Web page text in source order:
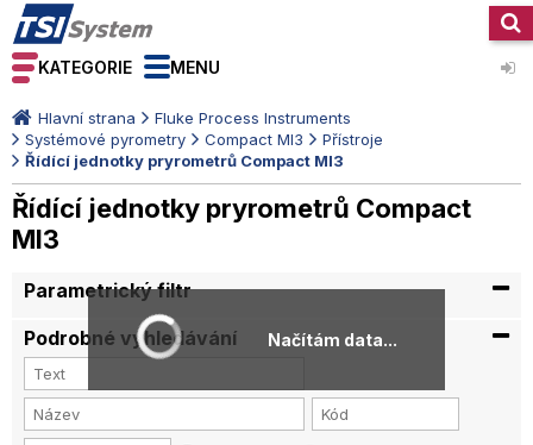
KATEGORIE MENU
Hlavní strana
Fluke Process Instruments
Systémové pyrometry
Compact MI3
Přístroje
Řídící jednotky pryrometrů Compact MI3
Řídící jednotky pryrometrů Compact
MI3
Parametrický filtr
Podrobné vyhledávání
Načítám data...